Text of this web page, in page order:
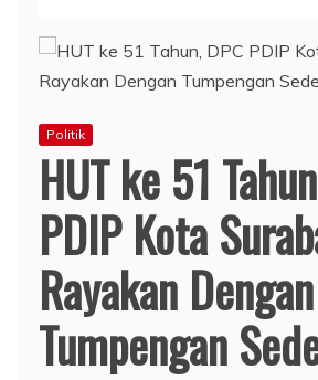
Politik
HUT ke 51
PDIP Kota
Rayakan Dengan
Tumpengan